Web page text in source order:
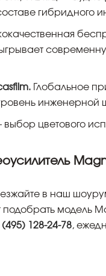
гибридного
Глобальное
инженерной
выбор цветового
в наш
модель
(495) 128-24-78,